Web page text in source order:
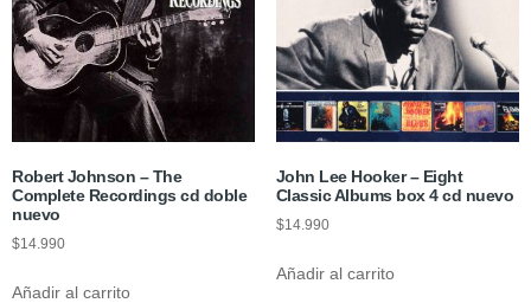
Robert Johnson – The
Complete Recordings cd doble
nuevo
$14.990
Añadir al carrito
John Lee Hooker – Eight
Classic Albums box 4 cd nuevo
$14.990
Añadir al carrito